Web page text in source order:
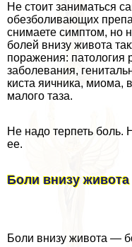
Не стоит заниматься
обезболивающих
снимаете симптом, но
болей внизу живота
поражения: патология
заболевания,
киста яичника, миома,
малого таза.
Не надо терпеть боль.
ее.
Боли внизу живота
Боли внизу живота —